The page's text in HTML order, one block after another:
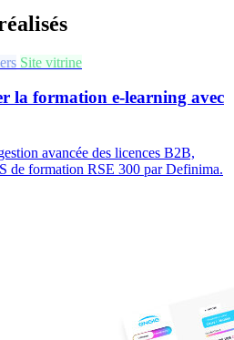
Site vitrine
la formation e-learning avec
avancée des licences B2B,
de formation RSE 300 par Definima.